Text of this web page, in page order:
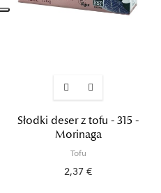
Słodki deser z tofu - 315 -
Morinaga
Tofu
2,37 €